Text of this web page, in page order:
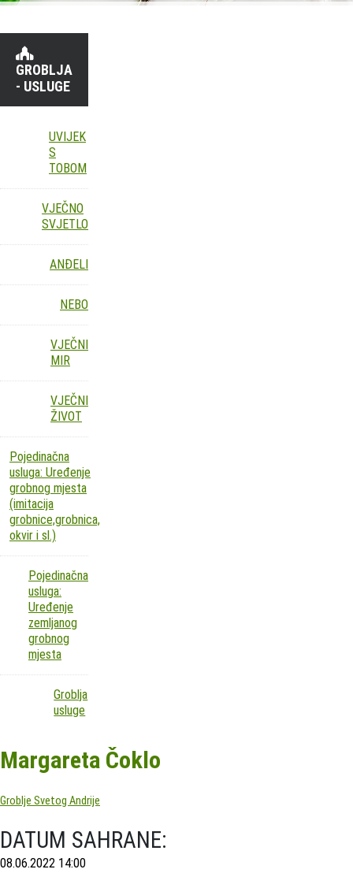
GROBLJA
- USLUGE
UVIJEK
S
TOBOM
VJEČNO
SVJETLO
ANĐELI
NEBO
VJEČNI
MIR
VJEČNI
ŽIVOT
Pojedinačna
usluga: Uređenje
grobnog mjesta
(imitacija
grobnice,grobnica,
okvir i sl.)
Pojedinačna
usluga:
Uređenje
zemljanog
grobnog
mjesta
Groblja
usluge
Margareta Čoklo
Groblje Svetog Andrije
DATUM SAHRANE:
08.06.2022 14:00